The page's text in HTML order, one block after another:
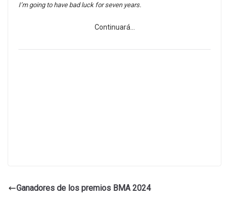
I’m going to have bad luck for seven years.
Continuará…
Ganadores de los premios BMA 2024